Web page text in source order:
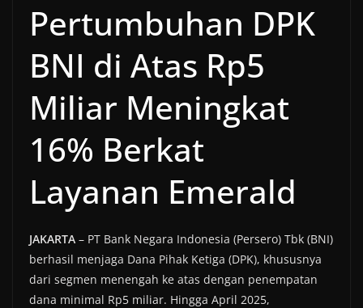
Pertumbuhan DPK
BNI di Atas Rp5
Miliar Meningkat
16% Berkat
Layanan Emerald
JAKARTA – PT Bank Negara Indonesia (Persero) Tbk (BNI)
berhasil menjaga Dana Pihak Ketiga (DPK), khususnya
dari segmen menengah ke atas dengan penempatan
dana minimal Rp5 miliar. Hingga April 2025,